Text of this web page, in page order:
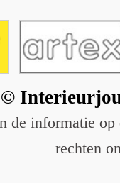
©
de informatie op
rechten